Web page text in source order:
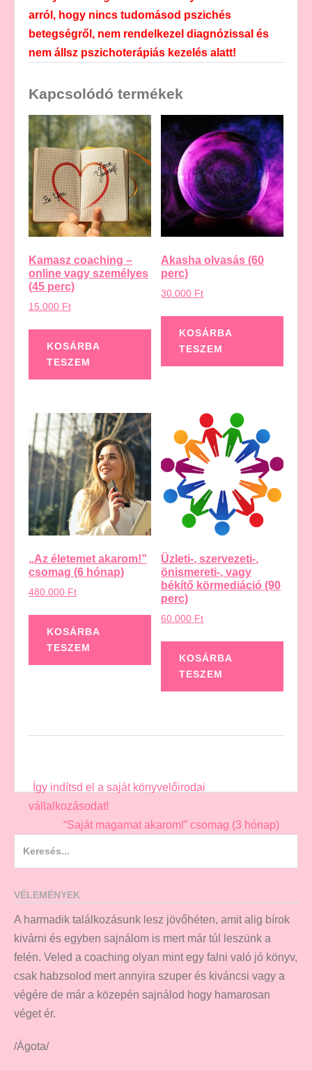
arról, hogy nincs tudomásod pszichés
betegségről, nem rendelkezel diagnózissal és
nem állsz pszichoterápiás kezelés alatt!
Kapcsolódó termékek
Kamasz coaching –
online vagy személyes
(45 perc)
15.000 Ft
KOSÁRBA
TESZEM
Akasha olvasás (60
perc)
30.000 Ft
KOSÁRBA
TESZEM
„Az életemet akarom!”
csomag (6 hónap)
480.000 Ft
KOSÁRBA
TESZEM
Üzleti-, szervezeti-,
önismereti-, vagy
békítő körmediáció (90
perc)
60.000 Ft
KOSÁRBA
TESZEM
Post
navigation
Így indítsd el a saját könyvelőirodai
vállalkozásodat!
“Saját magamat akarom!” csomag (3 hónap)
VÉLEMÉNYEK
A harmadik találkozásunk lesz jövőhéten, amit alig bírok
kivárni és egyben sajnálom is mert már túl leszünk a
felén. Veled a coaching olyan mint egy falni való jó könyv,
csak habzsolod mert annyira szuper és kiváncsi vagy a
végére de már a közepén sajnálod hogy hamarosan
véget ér.
/Ágota/